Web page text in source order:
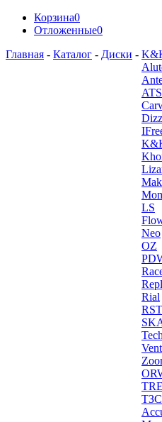
Корзина0
Отложенные0
Главная - Каталог - Диски -
ATS
Mak
LS
Neo
OZ
Rial
RST